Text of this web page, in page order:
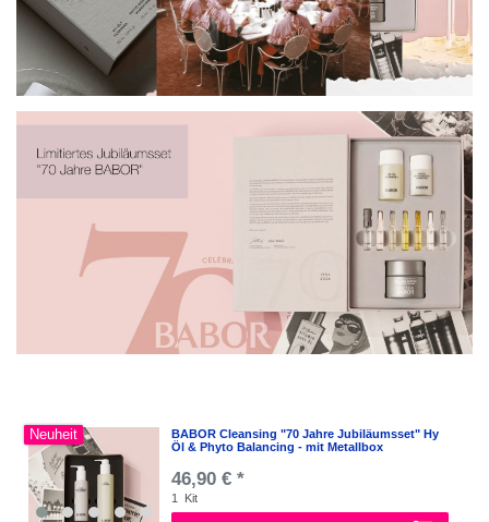
Neuheit
BABOR Cleansing "70 Jahre Jubiläumsset" Hy
Öl & Phyto Balancing - mit Metallbox
46,90 € *
1 Kit